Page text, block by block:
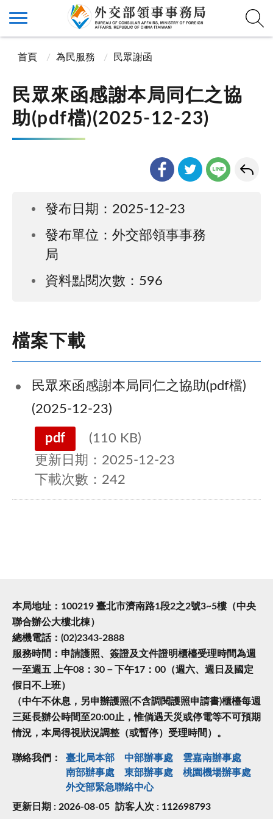
首頁 為民服務 民眾謝函
民眾來函感謝本局同仁之協
助(pdf檔)(2025-12-23)
發布日期：2025-12-23
發布單位：外交部領事事務
局
資料點閱次數：596
檔案下載
民眾來函感謝本局同仁之協助(pdf檔)
(2025-12-23)
pdf
(110 KB)
更新日期：2025-12-23
下載次數：242
本局地址：100219 臺北市濟南路1段2之2號3~5樓（中央
聯合辦公大樓北棟）
總機電話：(02)2343-2888
服務時間：申請護照、簽證及文件證明櫃檯受理時間為週
一至週五 上午08：30－下午17：00（週六、週日及國定
假日不上班）
（中午不休息，另申辦護照(不含調閱護照申請書)櫃檯每週
三延長辦公時間至20:00止，惟倘遇天災或停電等不可預期
情況，本局得視狀況調整（或暫停）受理時間）。
聯絡我們： 臺北局本部 中部辦事處
雲嘉南辦事處
南部辦事處
東部辦事處
桃園機場辦事處
外交部緊急聯絡中⼼
更新日期 : 2026-08-05 訪客人次 : 112698793